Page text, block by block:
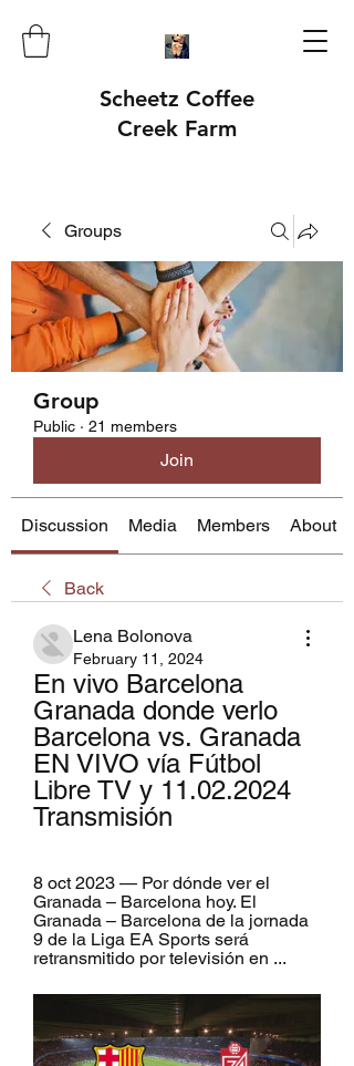
Scheetz Coffee
Creek Farm
Groups
Group
Public · 21 members
Join
Discussion Media Members About
Back
Lena Bolonova
February 11, 2024
En vivo Barcelona
Granada donde verlo
Barcelona vs. Granada
EN VIVO vía Fútbol
Libre TV y 11.02.2024
Transmisión
8 oct 2023 — Por dónde ver el
Granada – Barcelona hoy. El
Granada – Barcelona de la jornada
9 de la Liga EA Sports será
retransmitido por televisión en ...